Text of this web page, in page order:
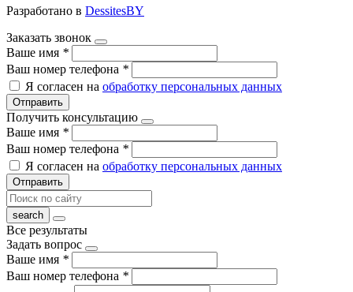
Разработано в DessitesBY
Заказать звонок
Ваше имя *
Ваш номер телефона *
Я согласен на обработку персональных данных
Отправить
Получить консультацию
Ваше имя *
Ваш номер телефона *
Я согласен на обработку персональных данных
Отправить
Все результаты
Задать вопрос
Ваше имя *
Ваш номер телефона *